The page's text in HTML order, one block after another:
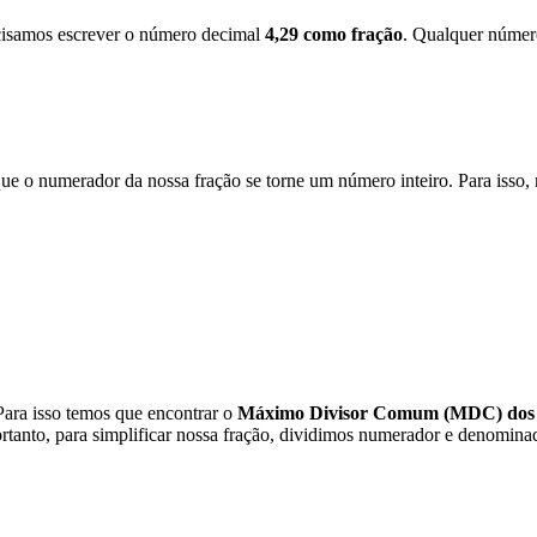
escrever o número decimal 4,29 como fração. Qualquer
o numerador da nossa fração se torne um número inteiro. Para
isso temos que encontrar o Máximo Divisor Comum (MDC) dos
para simplificar nossa fração, dividimos numerador e